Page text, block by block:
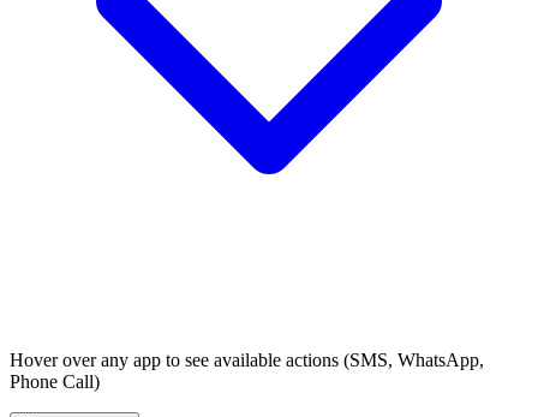
Hover over any app to see available actions (SMS, WhatsApp,
Phone Call)